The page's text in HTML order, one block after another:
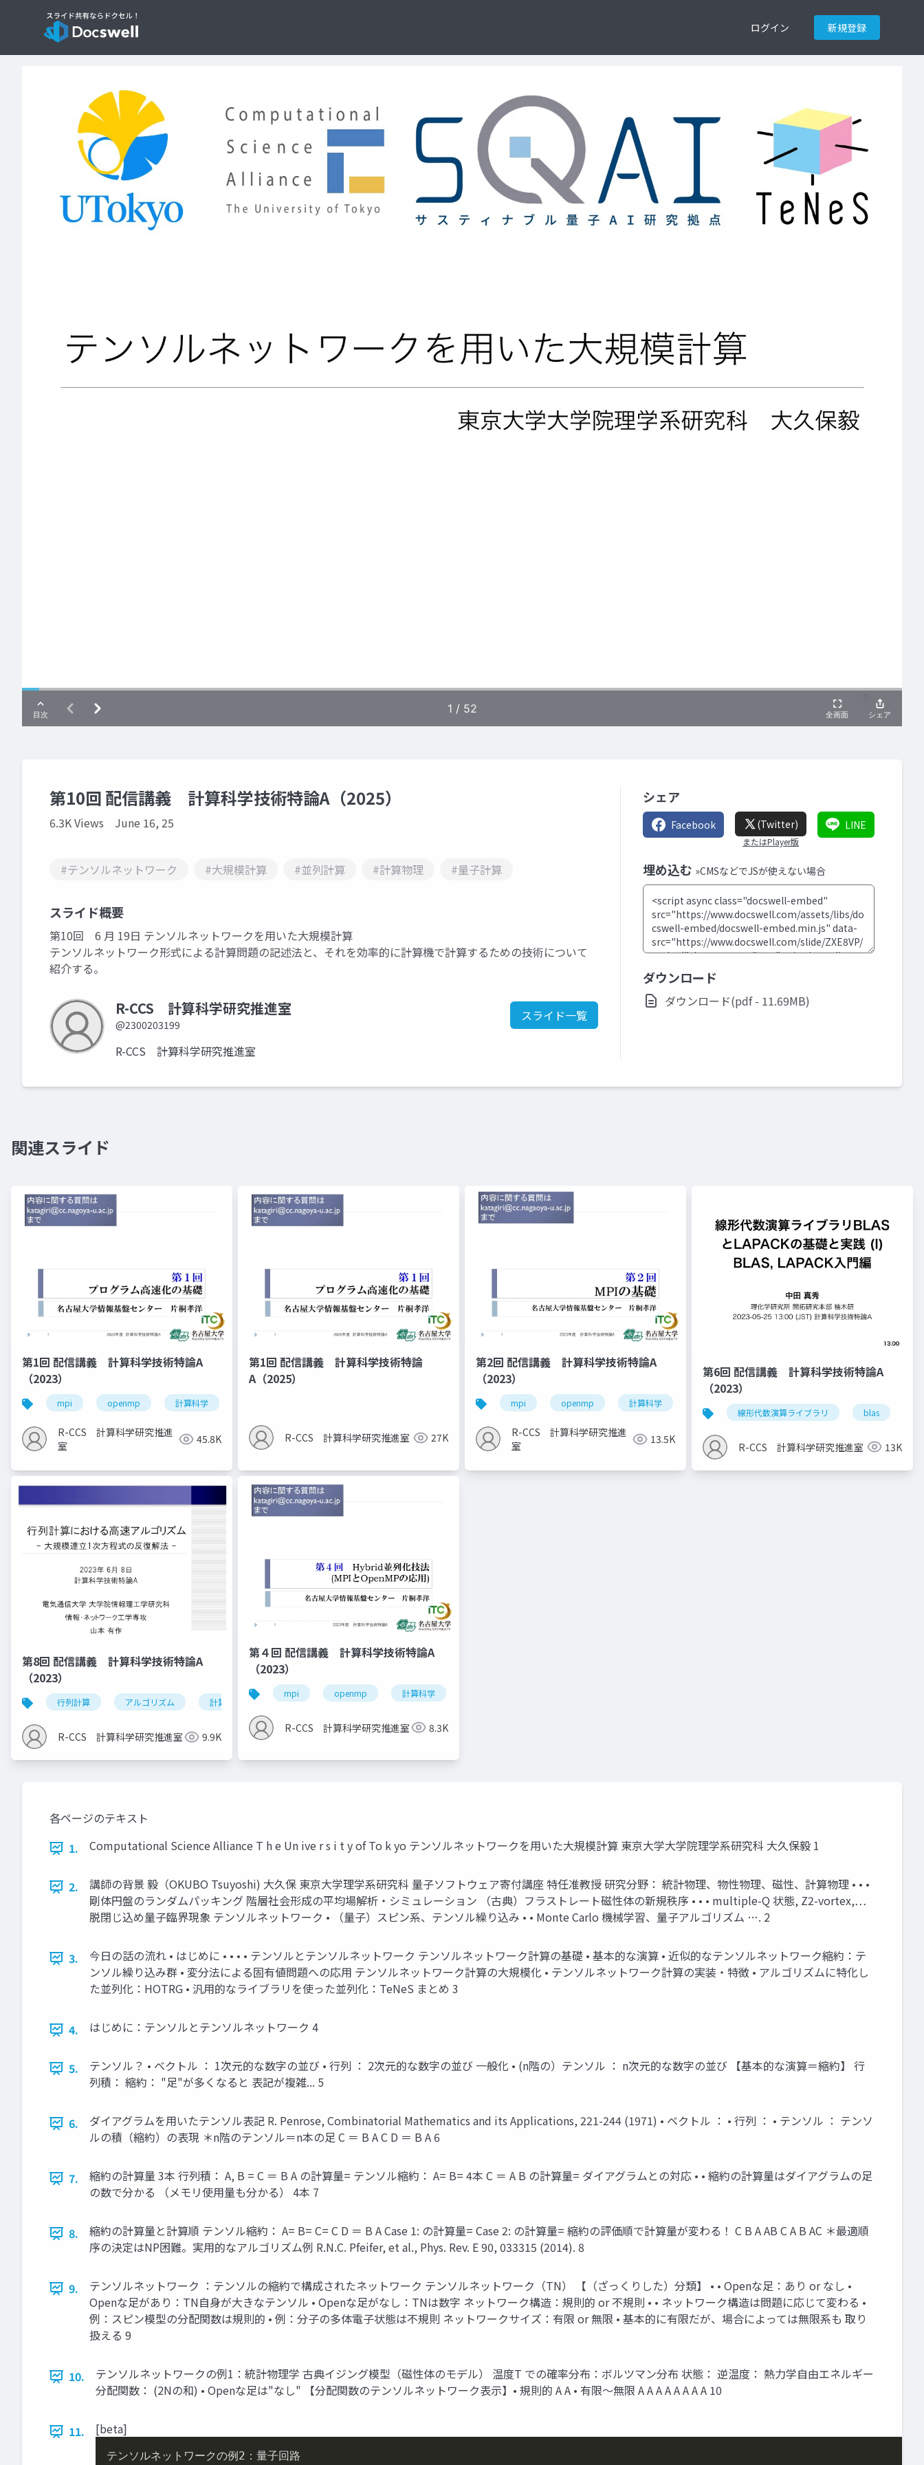
ログイン 新規登録
第10回 配信講義 計算科学技術特論A（2025）
6.3K Views June 16, 25
#テンソルネットワーク #大規模計算 #並列計算 #計算物理 #量子計算
スライド概要
第10回 6 月 19日 テンソルネットワークを用いた大規模計算
テンソルネットワーク形式による計算問題の記述法と、それを効率的に計算機で計算するための技術について
紹介する。
R-CCS 計算科学研究推進室
@2300203199
スライド一覧
R-CCS 計算科学研究推進室
シェア
Facebook (Twitter)
またはPlayer版
LINE
埋め込む »CMSなどでJSが使えない場合
ダウンロード
ダウンロード(pdf - 11.69MB)
関連スライド
第1回 配信講義 計算科学技術特論A
（2023）
mpi openmp 計算科学
R-CCS 計算科学研究推進
室
45.8K
第1回 配信講義 計算科学技術特論
A（2025）
R-CCS 計算科学研究推進室 27K
第2回 配信講義 計算科学技術特論A
（2023）
mpi openmp 計算科学 高性能計算技術
R-CCS 計算科学研究推進
室
13.5K
第6回 配信講義 計算科学技術特論A
（2023）
線形代数演算ライブラリ blas
R-CCS 計算科学研究推進室 13K
第8回 配信講義 計算科学技術特論A
（2023）
行列計算 アルゴリズム 計算科学技術
R-CCS 計算科学研究推進室 9.9K
第４回 配信講義 計算科学技術特論A
（2023）
mpi openmp 計算科学
R-CCS 計算科学研究推進室 8.3K
各ページのテキスト
1.
Computational Science Alliance T h e Un ive r s i t y of To k yo テンソルネットワークを用いた大規模計算 東京大学大学院理学系研究科 大久保毅 1
2.
講師の背景 毅（OKUBO Tsuyoshi) 大久保 東京大学理学系研究科 量子ソフトウェア寄付講座 特任准教授 研究分野： 統計物理、物性物理、磁性、計算物理 • • •
剛体円盤のランダムパッキング 階層社会形成の平均場解析・シミュレーション （古典）フラストレート磁性体の新規秩序 • • • multiple-Q 状態, Z2-vortex,…
脱閉じ込め量子臨界現象 テンソルネットワーク • （量子）スピン系、テンソル繰り込み • • Monte Carlo 機械学習、量子アルゴリズム …. 2
3.
今日の話の流れ • はじめに • • • • テンソルとテンソルネットワーク テンソルネットワーク計算の基礎 • 基本的な演算 • 近似的なテンソルネットワーク縮約：テ
ンソル繰り込み群 • 変分法による固有値問題への応用 テンソルネットワーク計算の大規模化 • テンソルネットワーク計算の実装・特徴 • アルゴリズムに特化し
た並列化：HOTRG • 汎用的なライブラリを使った並列化：TeNeS まとめ 3
4. はじめに：テンソルとテンソルネットワーク 4
5.
テンソル？ • ベクトル ： 1次元的な数字の並び • 行列 ： 2次元的な数字の並び 一般化 • (n階の）テンソル ： n次元的な数字の並び 【基本的な演算＝縮約】 行
列積： 縮約： "足"が多くなると 表記が複雑... 5
6.
ダイアグラムを用いたテンソル表記 R. Penrose, Combinatorial Mathematics and its Applications, 221-244 (1971) • ベクトル ： • 行列 ： • テンソル ： テンソ
ルの積（縮約）の表現 ＊n階のテンソル＝n本の足 C ＝ B A C D ＝ B A 6
7.
縮約の計算量 3本 行列積： A, B = C ＝ B A の計算量= テンソル縮約： A= B= 4本 C ＝ A B の計算量= ダイアグラムとの対応 • • 縮約の計算量はダイアグラムの足
の数で分かる （メモリ使用量も分かる） 4本 7
8.
縮約の計算量と計算順 テンソル縮約： A= B= C= C D ＝ B A Case 1: の計算量= Case 2: の計算量= 縮約の評価順で計算量が変わる！ C B A AB C A B AC ＊最適順
序の決定はNP困難。実用的なアルゴリズム例 R.N.C. Pfeifer, et al., Phys. Rev. E 90, 033315 (2014). 8
9.
テンソルネットワーク ：テンソルの縮約で構成されたネットワーク テンソルネットワーク（TN） 【（ざっくりした）分類】 • • Openな足：あり or なし •
Openな足があり：TN自身が大きなテンソル • Openな足がなし：TNは数字 ネットワーク構造：規則的 or 不規則 • • ネットワーク構造は問題に応じて変わる •
例：スピン模型の分配関数は規則的 • 例：分子の多体電子状態は不規則 ネットワークサイズ：有限 or 無限 • 基本的に有限だが、場合によっては無限系も 取り
扱える 9
10.
テンソルネットワークの例1：統計物理学 古典イジング模型（磁性体のモデル） 温度T での確率分布：ボルツマン分布 状態： 逆温度： 熱力学自由エネルギー
分配関数： (2Nの和) • Openな足は"なし" 【分配関数のテンソルネットワーク表示】• 規則的 A A • 有限〜無限 A A A A A A A A 10
11. [beta]
テンソルネットワークの例2 ：量子回路